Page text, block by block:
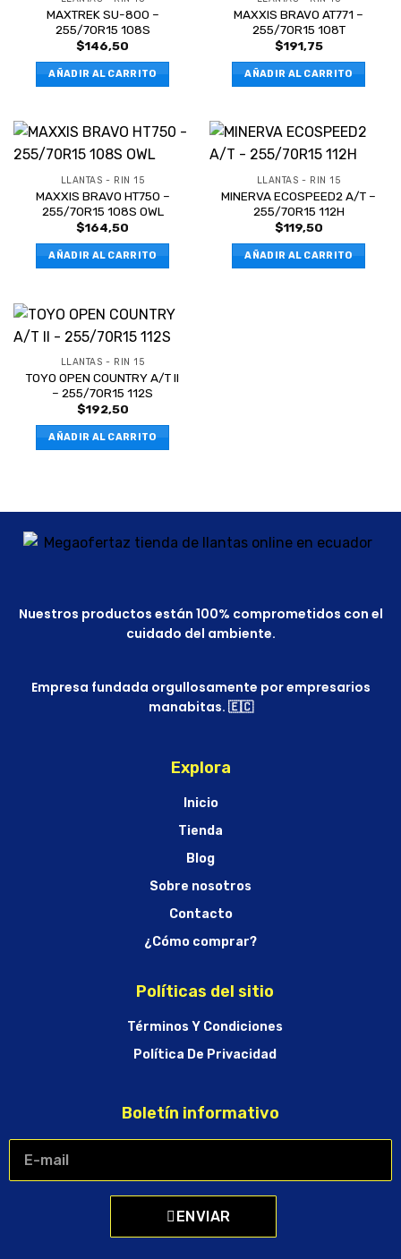
MAXTREK SU-800 –
255/70R15 108S
$146,50
AÑADIR AL CARRITO
MAXXIS BRAVO AT771 –
255/70R15 108T
$191,75
AÑADIR AL CARRITO
LLANTAS - RIN 15
MAXXIS BRAVO HT750 –
255/70R15 108S OWL
$164,50
AÑADIR AL CARRITO
LLANTAS - RIN 15
MINERVA ECOSPEED2 A/T –
255/70R15 112H
$119,50
AÑADIR AL CARRITO
LLANTAS - RIN 15
TOYO OPEN COUNTRY A/T II
– 255/70R15 112S
$192,50
AÑADIR AL CARRITO
Nuestros productos están 100% comprometidos con el
cuidado del ambiente.
Empresa fundada orgullosamente por empresarios
manabitas. 🇪🇨
Explora
Inicio
Tienda
Blog
Sobre nosotros
Contacto
¿Cómo comprar?
Políticas del sitio
Términos Y Condiciones
Política De Privacidad
Boletín informativo
ENVIAR